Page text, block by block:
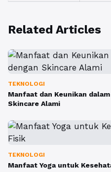
Related Articles
TEKNOLOGI
Manfaat dan Keunikan
Skincare Alami
TEKNOLOGI
Manfaat Yoga untuk